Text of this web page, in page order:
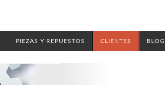
PIEZAS Y REPUESTOS CLIENTES BLOG